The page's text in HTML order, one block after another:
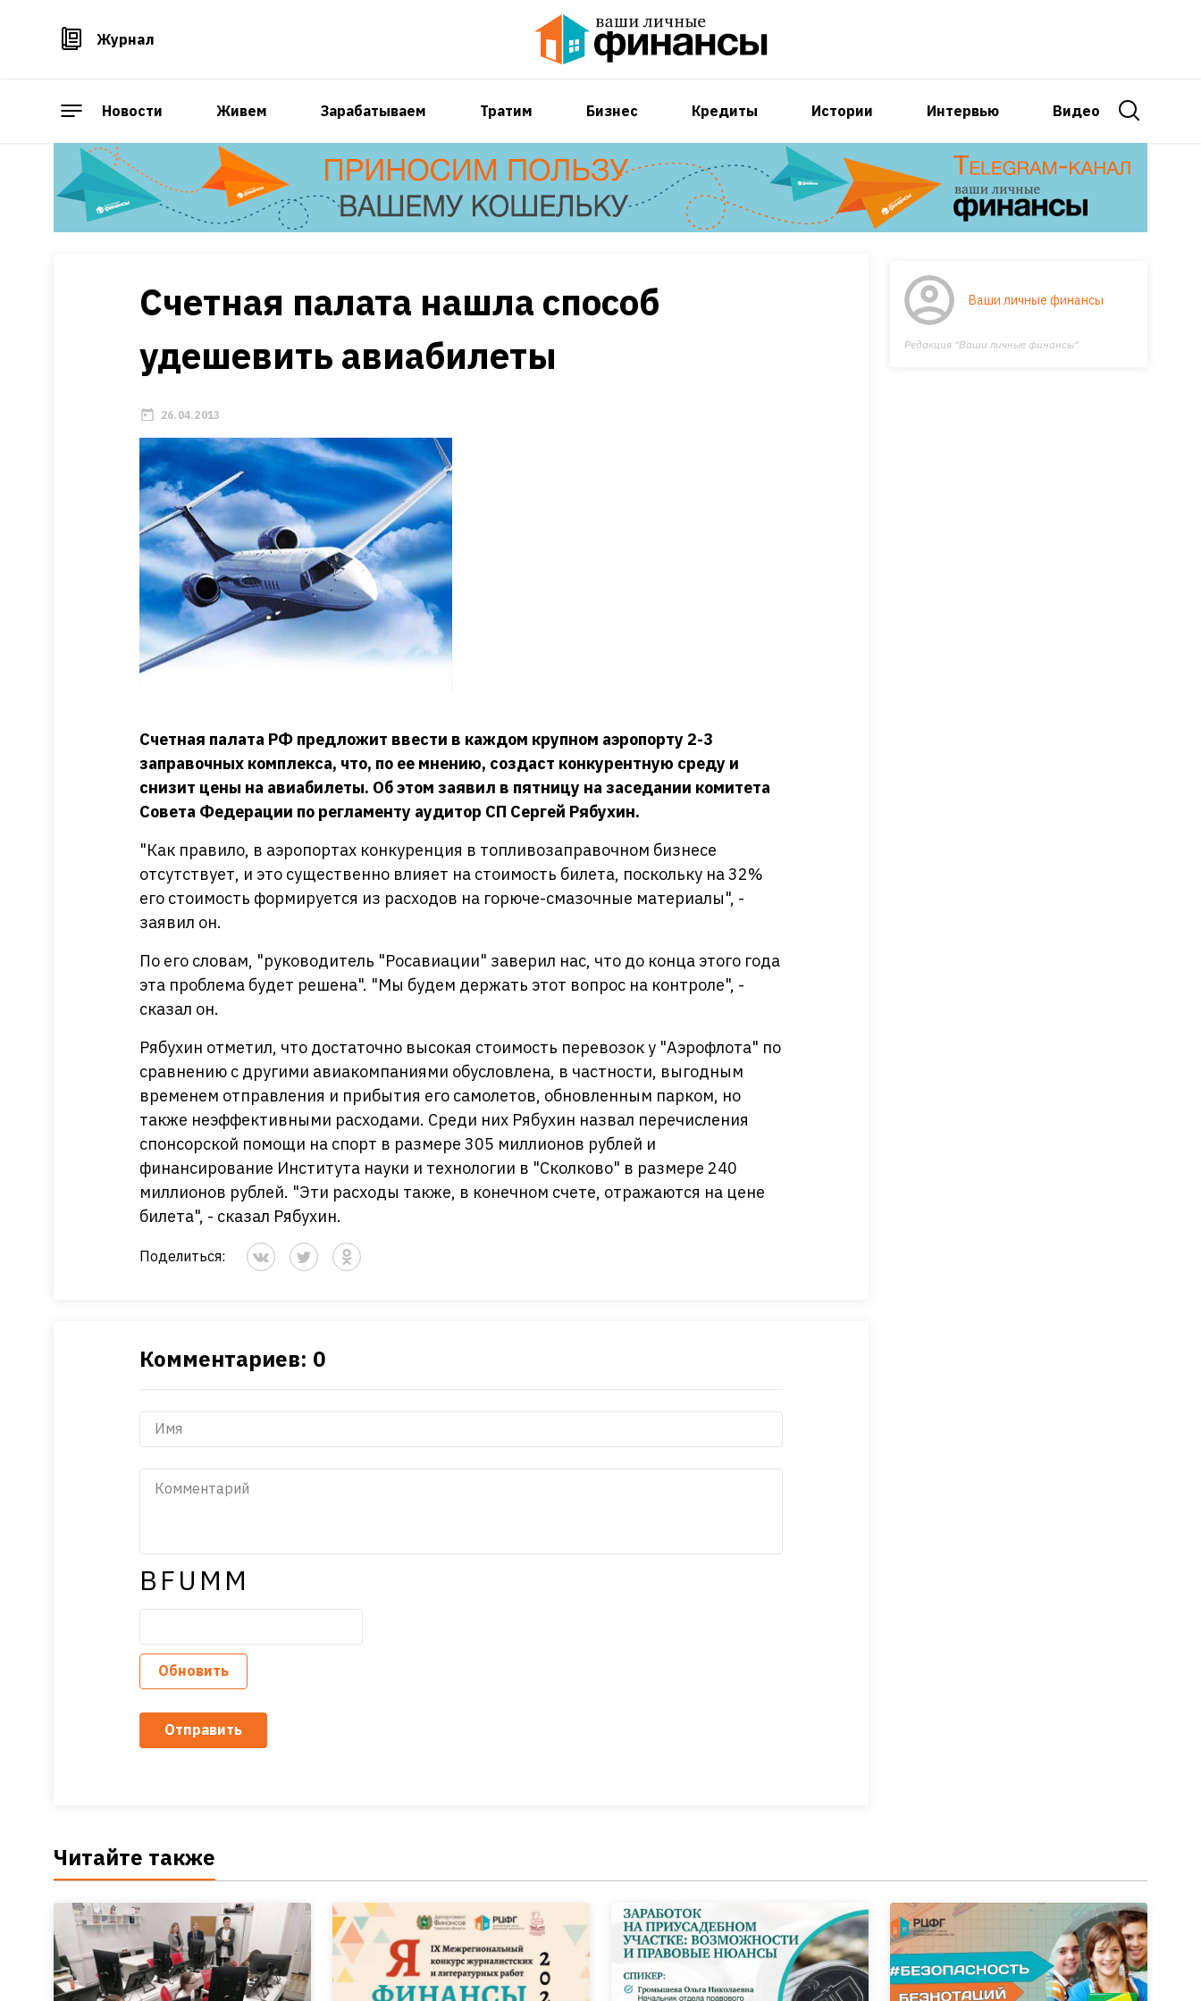
Журнал
Новости Живем Зарабатываем Тратим Бизнес Кредиты Истории Интервью Видео
Счетная палата нашла способ
удешевить авиабилеты
26.04.2013
Ваши личные финансы
Редакция "Ваши личные финансы"
Счетная палата РФ предложит ввести в каждом крупном аэропорту 2-3
заправочных комплекса, что, по ее мнению, создаст конкурентную среду и
снизит цены на авиабилеты. Об этом заявил в пятницу на заседании комитета
Совета Федерации по регламенту аудитор СП Сергей Рябухин.
"Как правило, в аэропортах конкуренция в топливозаправочном бизнесе
отсутствует, и это существенно влияет на стоимость билета, поскольку на 32%
его стоимость формируется из расходов на горюче-смазочные материалы", -
заявил он.
По его словам, "руководитель "Росавиации" заверил нас, что до конца этого года
эта проблема будет решена". "Мы будем держать этот вопрос на контроле", -
сказал он.
Рябухин отметил, что достаточно высокая стоимость перевозок у "Аэрофлота" по
сравнению с другими авиакомпаниями обусловлена, в частности, выгодным
временем отправления и прибытия его самолетов, обновленным парком, но
также неэффективными расходами. Среди них Рябухин назвал перечисления
спонсорской помощи на спорт в размере 305 миллионов рублей и
финансирование Института науки и технологии в "Сколково" в размере 240
миллионов рублей. "Эти расходы также, в конечном счете, отражаются на цене
билета", - сказал Рябухин.
Поделиться:
Комментариев: 0
BFUMM
Обновить
Отправить
Читайте также